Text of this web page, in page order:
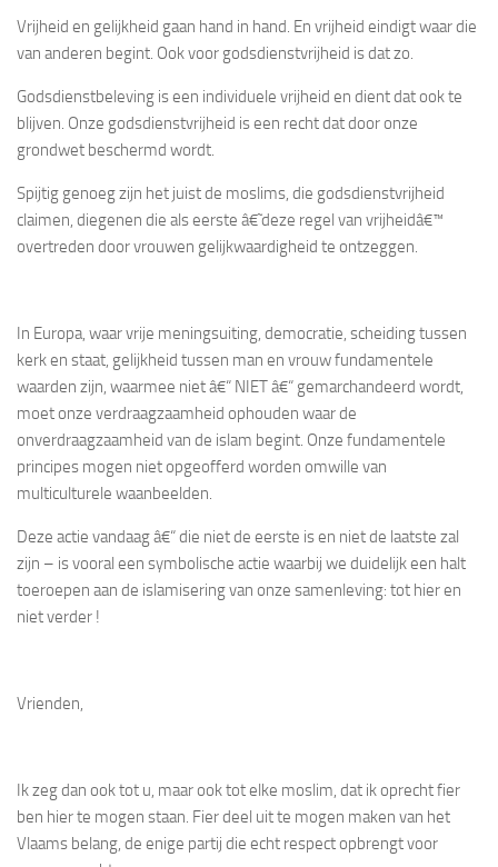
Vrijheid en gelijkheid gaan hand in hand. En vrijheid eindigt waar die
van anderen begint. Ook voor godsdienstvrijheid is dat zo.
Godsdienstbeleving is een individuele vrijheid en dient dat ook te
blijven. Onze godsdienstvrijheid is een recht dat door onze
grondwet beschermd wordt.
Spijtig genoeg zijn het juist de moslims, die godsdienstvrijheid
claimen, diegenen die als eerste â€˜deze regel van vrijheidâ€™
overtreden door vrouwen gelijkwaardigheid te ontzeggen.
In Europa, waar vrije meningsuiting, democratie, scheiding tussen
kerk en staat, gelijkheid tussen man en vrouw fundamentele
waarden zijn, waarmee niet â€“ NIET â€“ gemarchandeerd wordt,
moet onze verdraagzaamheid ophouden waar de
onverdraagzaamheid van de islam begint. Onze fundamentele
principes mogen niet opgeofferd worden omwille van
multiculturele waanbeelden.
Deze actie vandaag â€“ die niet de eerste is en niet de laatste zal
zijn – is vooral een symbolische actie waarbij we duidelijk een halt
toeroepen aan de islamisering van onze samenleving: tot hier en
niet verder !
Vrienden,
Ik zeg dan ook tot u, maar ook tot elke moslim, dat ik oprecht fier
ben hier te mogen staan. Fier deel uit te mogen maken van het
Vlaams belang, de enige partij die echt respect opbrengt voor